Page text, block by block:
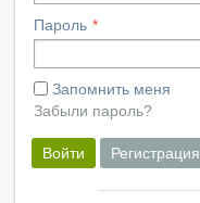
Пароль
Запомнить меня
Забыли пароль?
Войти Регистрация